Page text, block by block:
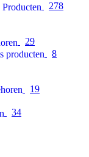
278
29
producten
8
19
34